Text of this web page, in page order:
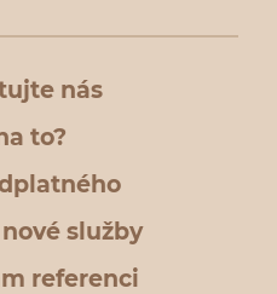
nás
to?
služby
referenci